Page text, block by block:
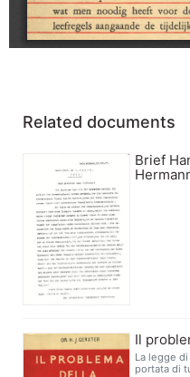
Related documents
Brief
Il
La legge
portata di